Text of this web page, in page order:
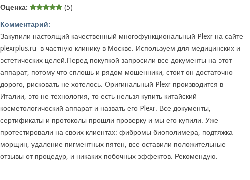
Оценка: (5)
Комментарий:
Закупили настоящий качественный многофункциональный Plexr на сайте
plexrplus.ru в частную клинику в Москве. Используем для медицинских и
эстетических целей.Перед покупкой запросили все документы на этот
аппарат, потому что сплошь и рядом мошенники, стоит он достаточно
дорого, рисковать не хотелось. Оригинальный Plexr производится в
Италии, это не технология, то есть нельзя купить китайский
косметологический аппарат и назвать его Plexr. Все документы,
сертификаты и протоколы прошли проверку и мы его купили. Уже
протестировали на своих клиентах: фибромы биополимера, подтяжка
морщин, удаление пигментных пятен, все оставили положительные
отзывы от процедур, и никаких побочных эффектов. Рекомендую.